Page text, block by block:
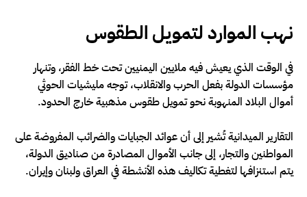
نهب الموارد لتمويل الطقوس
في الوقت الذي يعيش فيه ملايين اليمنيين تحت خط الفقر، وتنهار
مؤسسات الدولة بفعل الحرب والانقلاب، توجه مليشيات الحوثي
أموال البلاد المنهوبة نحو تمويل طقوس مذهبية خارج الحدود.
التقارير الميدانية تُشير إلى أن عوائد الجبايات والضرائب المفروضة على
المواطنين والتجار، إلى جانب الأموال المصادرة من صناديق الدولة،
يتم استنزافها لتغطية تكاليف هذه الأنشطة في العراق ولبنان وإيران.